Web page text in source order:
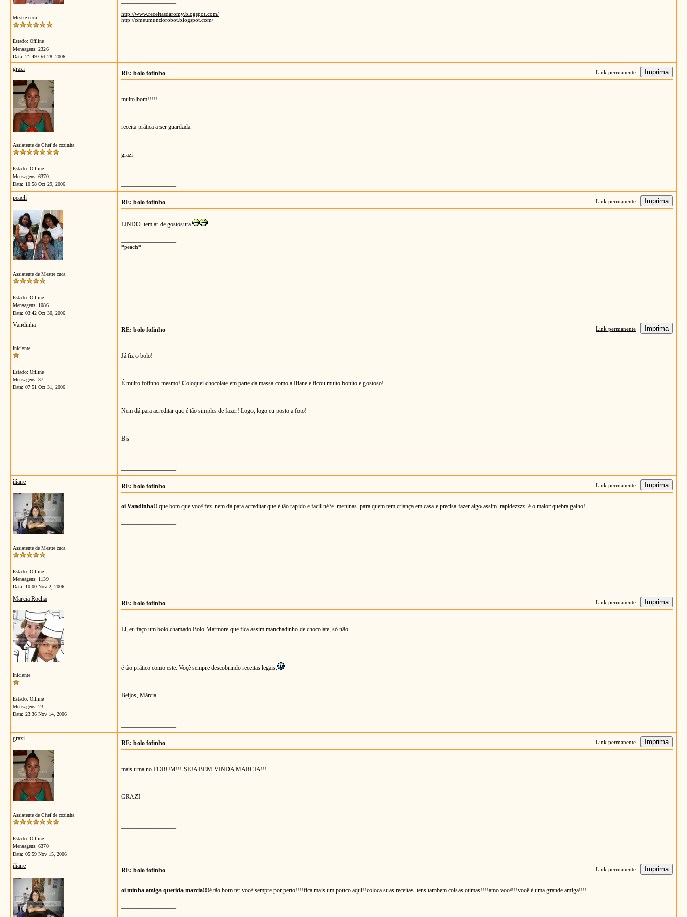
Mestre cuca
Estado: Offline
Mensagens: 2326
Data: 21:49 Oct 28, 2006
http://www.receitasdaromy.blogspot.com/
http://omeumundorobot.blogspot.com/
grazi
Assistente de Chef de cozinha
Estado: Offline
Mensagens: 6370
Data: 10:58 Oct 29, 2006
RE: bolo fofinho Link permanente Imprima
muito bom!!!!!
receita prática a ser guardada.
grazi
peach
Assistente de Mestre cuca
Estado: Offline
Mensagens: 1086
Data: 03:42 Oct 30, 2006
RE: bolo fofinho Link permanente Imprima
LINDO. tem ar de gostosura.
*peach*
Vandinha
Iniciante
Estado: Offline
Mensagens: 37
Data: 07:51 Oct 31, 2006
RE: bolo fofinho Link permanente Imprima
Já fiz o bolo!
É muito fofinho mesmo! Coloquei chocolate em parte da massa como a Iliane e ficou muito bonito e gostoso!
Nem dá para acreditar que é tão simples de fazer! Logo, logo eu posto a foto!
Bjs
iliane
Assistente de Mestre cuca
Estado: Offline
Mensagens: 1139
Data: 10:00 Nov 2, 2006
RE: bolo fofinho Link permanente Imprima
oi Vandinha!! que bom que você fez..nem dá para acreditar que é tão rapido e facil né?e..meninas..para quem tem criança em casa e precisa fazer algo assim..rapidezzzz..é o maior quebra galho!
Marcia Rocha
Iniciante
Estado: Offline
Mensagens: 23
Data: 23:36 Nov 14, 2006
RE: bolo fofinho Link permanente Imprima
Li, eu faço um bolo chamado Bolo Mármore que fica assim manchadinho de chocolate, só não
é tão prático como este. Voçê sempre descobrindo receitas legais.
Beijos, Márcia.
grazi
Assistente de Chef de cozinha
Estado: Offline
Mensagens: 6370
Data: 05:59 Nov 15, 2006
RE: bolo fofinho Link permanente Imprima
mais uma no FORUM!!! SEJA BEM-VINDA MARCIA!!!
GRAZI
iliane
RE: bolo fofinho Link permanente Imprima
oi minha amiga querida marcia!!!é tão bom ter você sempre por perto!!!!fica mais um pouco aqui!!coloca suas receitas..tens tambem coisas otimas!!!!amo você!!!você é uma grande amiga!!!!